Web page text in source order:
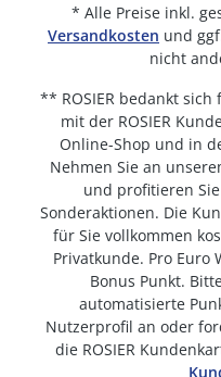
* Alle Preise inkl.
Versandkosten und
nicht
** ROSIER bedankt
mit der ROSIER
Online-Shop und in
Nehmen Sie an
und profitieren
Sonderaktionen. Die
für Sie vollkommen
Privatkunde. Pro Euro
Bonus Punkt.
automatisierte
Nutzerprofil an oder
die ROSIER